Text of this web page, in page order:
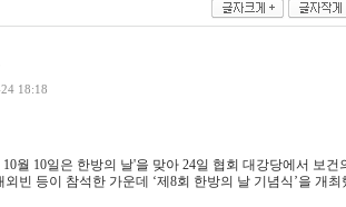
18:18
월 10일은 한방의 날'을 맞아 24일 협회 대강당에서 보건
빈 등이 참석한 가운데 ‘제8회 한방의 날 기념식’을 개최